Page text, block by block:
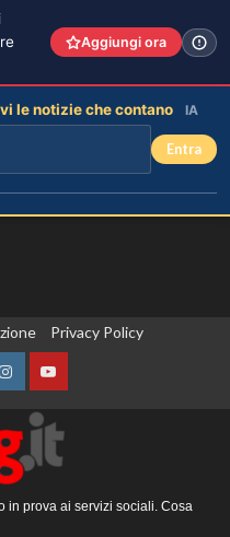
Privacy Policy
InstagramYouTube
in prova ai servizi sociali. Cosa
Aggiungi ora
le notizie che contano IA
Entra